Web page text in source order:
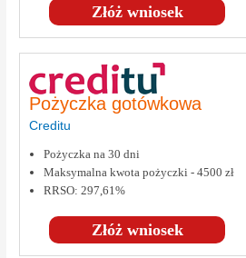
Złóż wniosek
Pożyczka gotówkowa
Creditu
Złóż wniosek
Pożyczka na 30 dni
Maksymalna kwota pożyczki - 4500 zł
RRSO: 297,61%